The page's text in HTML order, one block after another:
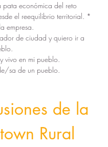
económica del reto
el reequilibrio territorial. *
empresa.
de ciudad y quiero ir a
vivo en mi pueblo.
sa de un pueblo.
de la
Rural